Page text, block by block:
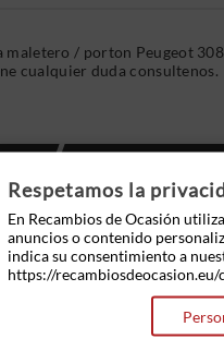
maletero / porton Peugeot
cualquier duda consultenos.
Respetamos la
En Recambios de Ocasión
anuncios o contenido
indica su consentimiento a
https://